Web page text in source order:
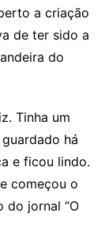
a criação
de ter sido a
do
Tinha um
há
e ficou lindo.
começou o
do jornal “O